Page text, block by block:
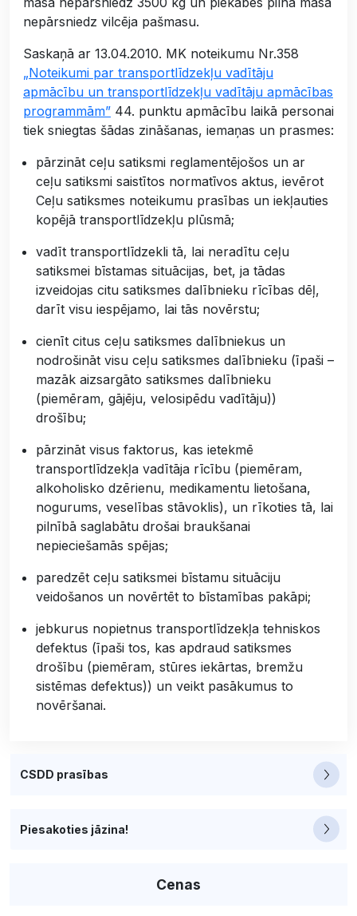
nepārsniedz vilcēja pašmasu.
Saskaņā ar 13.04.2010. MK noteikumu Nr.358
„Noteikumi par transportlīdzekļu vadītāju
apmācību un transportlīdzekļu vadītāju apmācības
programmām” 44. punktu apmācību laikā personai
tiek sniegtas šādas zināšanas, iemaņas un prasmes:
pārzināt ceļu satiksmi reglamentējošos un ar
ceļu satiksmi saistītos normatīvos aktus, ievērot
Ceļu satiksmes noteikumu prasības un iekļauties
kopējā transportlīdzekļu plūsmā;
vadīt transportlīdzekli tā, lai neradītu ceļu
satiksmei bīstamas situācijas, bet, ja tādas
izveidojas citu satiksmes dalībnieku rīcības dēļ,
darīt visu iespējamo, lai tās novērstu;
cienīt citus ceļu satiksmes dalībniekus un
nodrošināt visu ceļu satiksmes dalībnieku (īpaši –
mazāk aizsargāto satiksmes dalībnieku
(piemēram, gājēju, velosipēdu vadītāju))
drošību;
pārzināt visus faktorus, kas ietekmē
transportlīdzekļa vadītāja rīcību (piemēram,
alkoholisko dzērienu, medikamentu lietošana,
nogurums, veselības stāvoklis), un rīkoties tā, lai
pilnībā saglabātu drošai braukšanai
nepieciešamās spējas;
paredzēt ceļu satiksmei bīstamu situāciju
veidošanos un novērtēt to bīstamības pakāpi;
jebkurus nopietnus transportlīdzekļa tehniskos
defektus (īpaši tos, kas apdraud satiksmes
drošību (piemēram, stūres iekārtas, bremžu
sistēmas defektus)) un veikt pasākumus to
novēršanai.
CSDD prasības
Piesakoties jāzina!
Cenas